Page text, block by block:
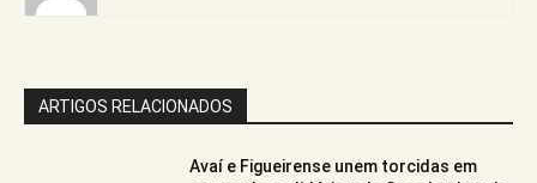
ARTIGOS RELACIONADOS
Avaí e Figueirense unem torcidas em